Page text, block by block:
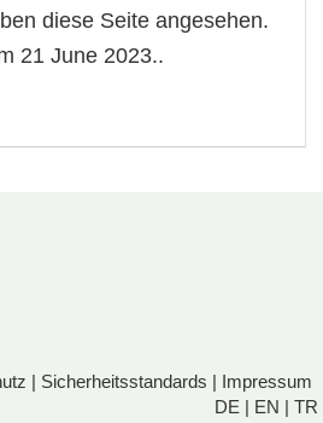
diese Seite angesehen.
21 June 2023..
| Sicherheitsstandards | Impressum
DE | EN | TR